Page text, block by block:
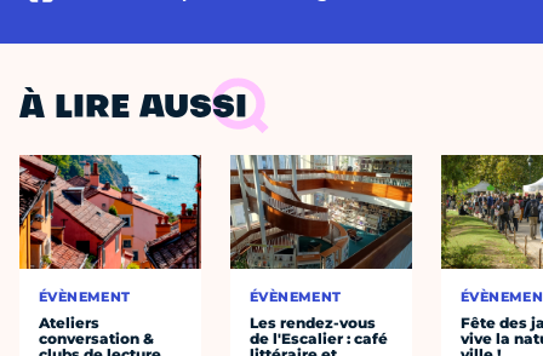
À LIRE AUSSI
ÉVÈNEMENT
Ateliers
conversation &
ÉVÈNEMENT
Les rendez-vous
de l'Escalier : café
Fête des
vive la